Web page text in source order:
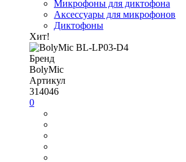
Микрофоны для диктофона
Аксессуары для микрофонов
Диктофоны
Хит!
Бренд
BolyMic
Артикул
314046
0